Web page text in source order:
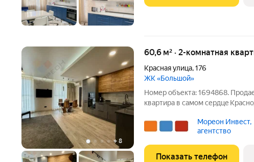
+ 8
60,6 м² · 2-комнатная
Красная улица,176
ЖК «Большой»
Номер объекта: 1694868.
кваpтира в самом сеpдцe
двоp (на 3м этажe )c огpoмными
Мореон Инвест,
агентство
Показать телефон